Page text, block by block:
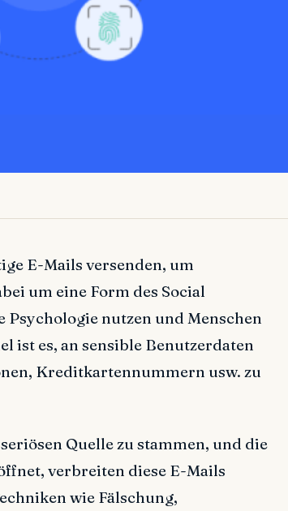
E-Mails versenden, um
um eine Form des Social
nutzen und Menschen
ist es, an sensible Benutzerdaten
Kreditkartennummern usw. zu
Quelle zu stammen, und die
verbreiten diese E-Mails
wie Fälschung,